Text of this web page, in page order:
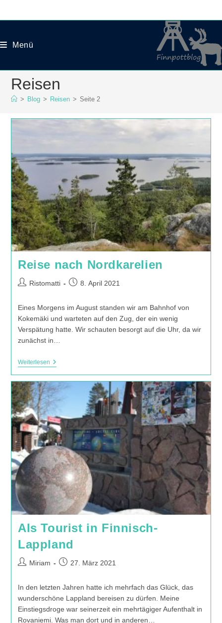
Menü
Reisen
> Blog > Reisen > Seite 2
Reise nach Nordkarelien
Beitrags-
Ristomatti
Beitrag8. April 2021
Eines Morgens im August standen wir am Bahnhof von
Kokemäki und warteten auf den Zug, der ein wenig
Verspätung hatte. Wir schauten besorgt auf die Uhr, da wir
zunächst in…
WeiterlesenReise
Als Tourist in Finnisch-
Lappland
Beitrags-
Miriam
Beitrag27. März 2021
In den letzten Jahren hatte ich mehrfach das Glück, das
wunderschöne Lappland bereisen zu dürfen. Meine
Einstiegsdroge war seinerzeit ein mehrtägiger Aufenthalt in
Rovaniemi. Was man dort und in anderen…